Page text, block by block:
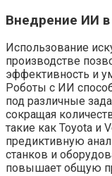
Внедрение ИИ в
Использование
производстве
эффективность и
Роботы с ИИ
под различные
сокращая
такие как Toyota и
предиктивную
станков и
повышает общую